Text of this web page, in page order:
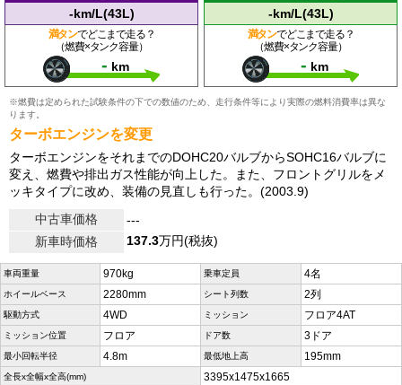
-km/L(43L)
満タンでどこまで走る？
（燃費×タンク容量）
- km
-km/L(43L)
満タンでどこまで走る？
（燃費×タンク容量）
- km
※燃費は定められた試験条件の下での数値のため、走行条件等により実際の燃料消費率は異な
ります。
ターボエンジンを変更
ターボエンジンをそれまでのDOHC20バルブからSOHC16バルブに
変え、燃費や排出ガス性能が向上した。また、フロントグリルをメ
ッキタイプに改め、装備の見直しも行った。(2003.9)
中古車価格
---
新車時価格
137.3万円(税抜)
車両重量 970kg 乗車定員 4名
ホイールベース 2280mm シート列数 2列
駆動方式 4WD ミッション フロア4AT
ミッション位置 フロア ドア数 3ドア
最小回転半径 4.8m 最低地上高 195mm
全長x全幅x全高(mm) 3395x1475x1665